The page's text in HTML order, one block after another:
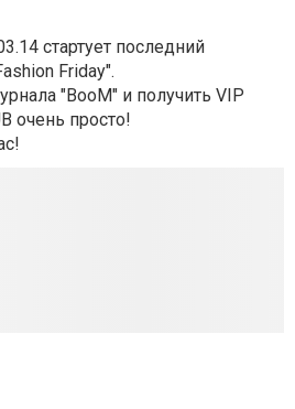
стартует последний
Friday".
"BooM" и получить VIP
очень просто!